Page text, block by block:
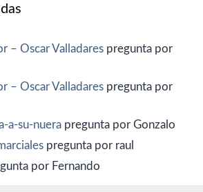
– Oscar Valladares pregunta por
– Oscar Valladares pregunta por
a-su-nuera pregunta por Gonzalo
pregunta por raul
por Fernando